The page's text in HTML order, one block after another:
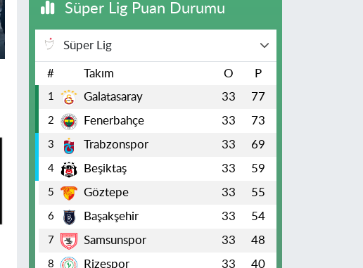
Süper Lig Puan Durumu
Süper Lig
# Takım O P
1 Galatasaray 33 77
2 Fenerbahçe 33 73
3 Trabzonspor 33 69
4 Beşiktaş 33 59
5 Göztepe 33 55
6 Başakşehir 33 54
7 Samsunspor 33 48
8 Rizespor 33 40